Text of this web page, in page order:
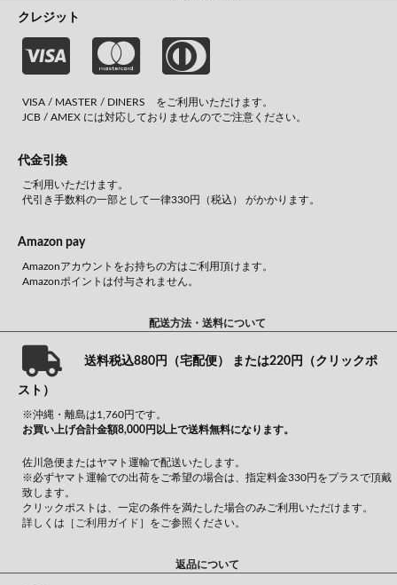
クレジット
VISA / MASTER / DINERS をご利用いただけます。
JCB / AMEX には対応しておりませんのでご注意ください。
代金引換
ご利用いただけます。
代引き手数料の一部として一律330円（税込） がかかります。
Amazon pay
Amazonアカウントをお持ちの方はご利用頂けます。
Amazonポイントは付与されません。
配送方法・送料について
送料税込880円（宅配便） または220円（クリックポ
スト）
※沖縄・離島は1,760円です。
お買い上げ合計金額8,000円以上で送料無料になります。
佐川急便またはヤマト運輸で配送いたします。
※必ずヤマト運輸での出荷をご希望の場合は、指定料金330円をプラスで頂戴
致します。
クリックポストは、一定の条件を満たした場合のみご利用いただけます。
詳しくは ［ご利用ガイド］ をご参照ください。
返品について